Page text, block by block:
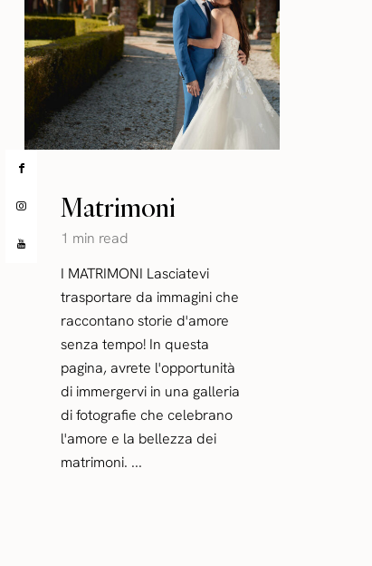
Matrimoni
1 min read
I MATRIMONI Lasciatevi
trasportare da immagini che
raccontano storie d'amore
senza tempo! In questa
pagina, avrete l'opportunità
di immergervi in una galleria
di fotografie che celebrano
l'amore e la bellezza dei
matrimoni. ...